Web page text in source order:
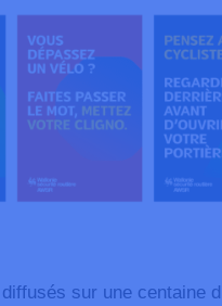
sur une centaine